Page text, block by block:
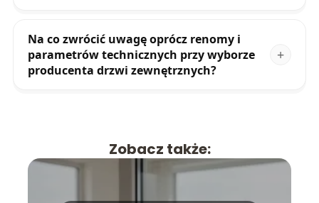
Na co zwrócić uwagę oprócz renomy i
parametrów technicznych przy wyborze
producenta drzwi zewnętrznych?
Zobacz także: